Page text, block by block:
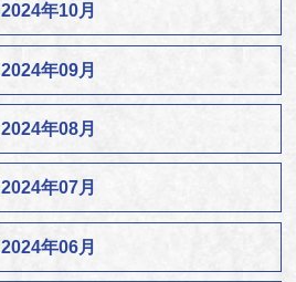
2024年10月
2024年09月
2024年08月
2024年07月
2024年06月